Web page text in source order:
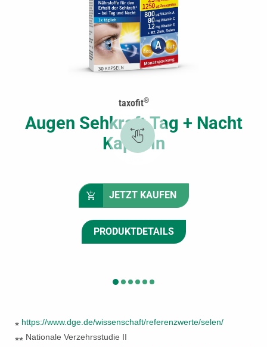
taxofit®
Augen Sehkraft Tag + Nacht
Kapseln
JETZT KAUFEN
PRODUKTDETAILS
* https://www.dge.de/wissenschaft/referenzwerte/selen/
** Nationale Verzehrsstudie II